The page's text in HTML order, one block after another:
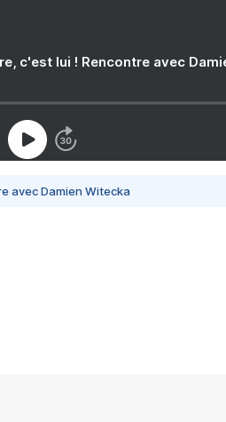
c'est lui ! Rencontre avec
avec Damien Witecka